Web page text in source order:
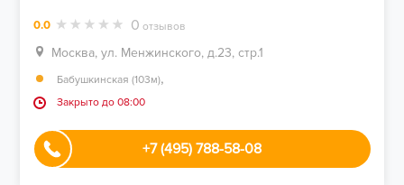
0.0 0 отзывов
Москва, ул. Менжинского, д.23, стр.1
Бабушкинская (103м),
Закрыто до 08:00
+7 (495) 788-58-08